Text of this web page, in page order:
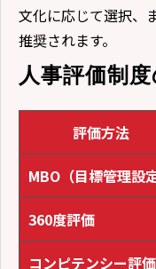
文化に応じて選択、
推奨されます。
人事評価制
評価方法
MBO（目標管理設定
360度評価
コンピテンシー評価